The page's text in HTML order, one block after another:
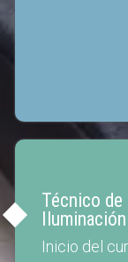
Técnico de
Iluminación
Inicio del